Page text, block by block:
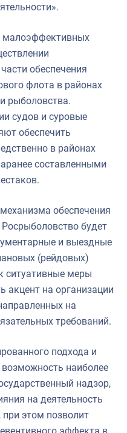
малоэффективных
обеспечения
флота в районах
рыболовства.
судов и суровые
обеспечить
в районах
составленными
обеспечения
будет
и выездные
(рейдовых)
ситуативные меры
акцент на организации
на
требований.
подхода и
наиболее
надзор,
на деятельность
при этом позволит